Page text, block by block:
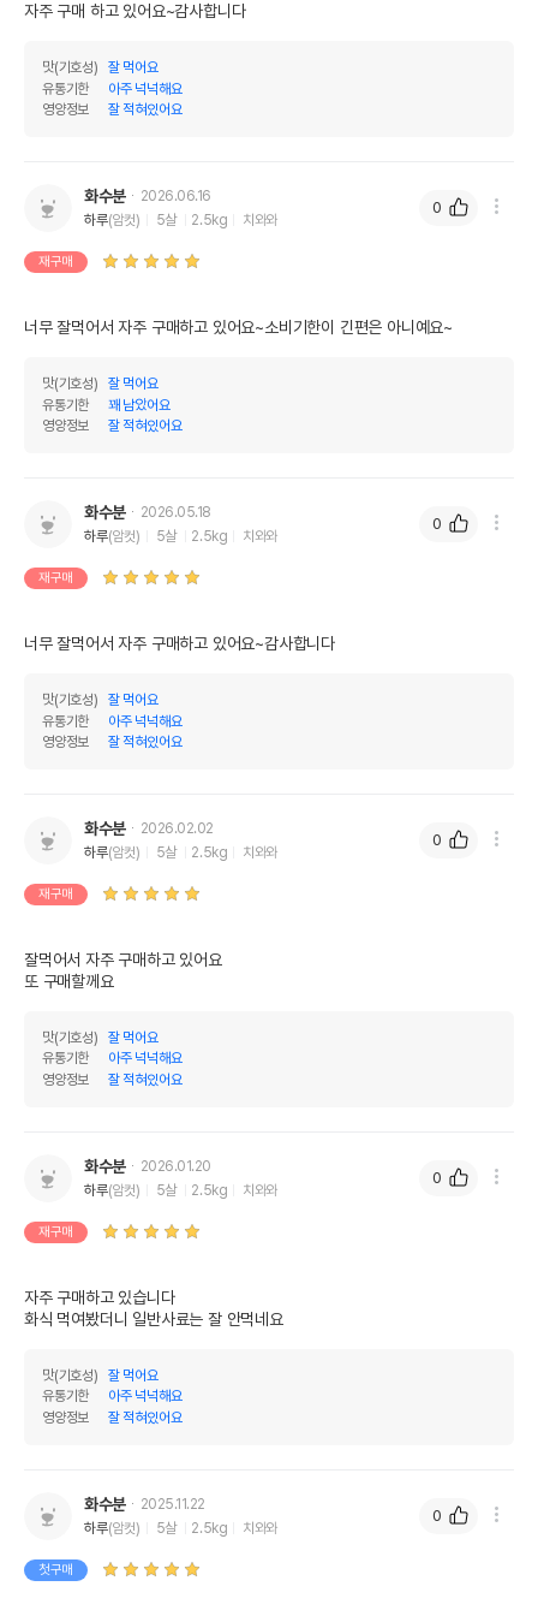
자주 구매 하고 있어요~감사합니다
맛(기호성)
잘 먹어요
유통기한
아주 넉넉해요
영양정보
잘 적혀있어요
화수분
2026.06.16
하루(암컷) 5살 2.5kg 치와와
재구매
너무 잘먹어서 자주 구매하고 있어요~소비기한이 긴편은 아니예요~
맛(기호성)
잘 먹어요
유통기한
꽤 남았어요
영양정보
잘 적혀있어요
0
화수분
2026.05.18
하루(암컷) 5살 2.5kg 치와와
재구매
너무 잘먹어서 자주 구매하고 있어요~감사합니다
맛(기호성)
잘 먹어요
유통기한
아주 넉넉해요
영양정보
잘 적혀있어요
0
화수분
2026.02.02
하루(암컷) 5살 2.5kg 치와와
재구매
잘먹어서 자주 구매하고 있어요
또 구매할께요
맛(기호성)
잘 먹어요
유통기한
아주 넉넉해요
영양정보
잘 적혀있어요
0
화수분
2026.01.20
하루(암컷) 5살 2.5kg 치와와
재구매
자주 구매하고 있습니다
화식 먹여봤더니 일반사료는 잘 안먹네요
맛(기호성)
잘 먹어요
유통기한
아주 넉넉해요
영양정보
잘 적혀있어요
0
화수분
2025.11.22
하루(암컷) 5살 2.5kg 치와와
첫구매
0